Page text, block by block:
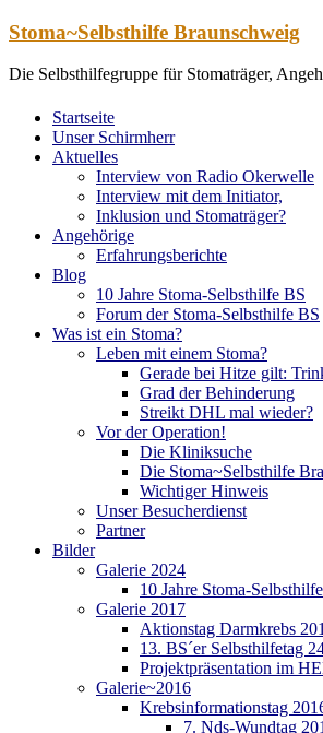
Zum
springen
Stoma~Selbsthilfe Braunschweig
Die Selbsthilfegruppe für Stomaträger,
Startseite
Unser Schirmherr
Aktuelles
Interview von Radio Okerwelle
Interview mit dem Initiator,
Inklusion und Stomaträger?
Angehörige
Erfahrungsberichte
Blog
10 Jahre Stoma-Selbsthilfe BS
Forum der Stoma-Selbsthilfe BS
Was ist ein Stoma?
Leben mit einem Stoma?
Gerade bei Hitze gilt:
Grad der Behinderung
Streikt DHL mal wieder?
Vor der Operation!
Die Kliniksuche
Die Stoma~Selbsthilfe
Wichtiger Hinweis
Unser Besucherdienst
Partner
Bilder
Galerie 2024
10 Jahre Stoma-
Galerie 2017
Aktionstag Darmkrebs
13. BS´er Selbsthilfetag
Projektpräsentation im
Galerie~2016
Krebsinformationstag
7. Nds-Wundtag